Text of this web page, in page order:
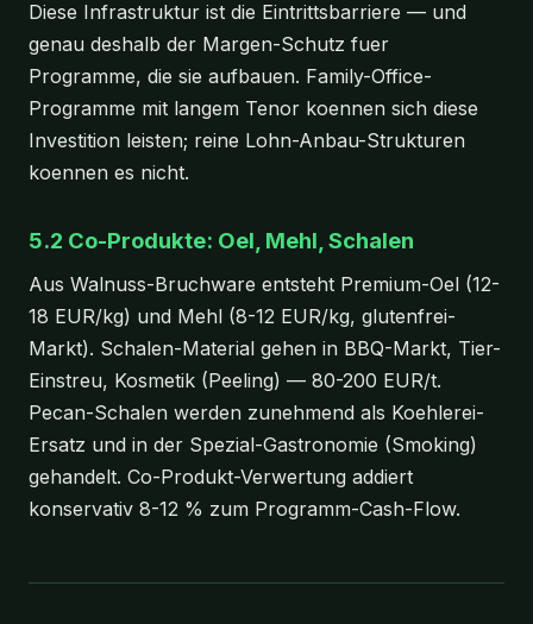
Diese Infrastruktur ist die Eintrittsbarriere — und
genau deshalb der Margen-Schutz fuer
Programme, die sie aufbauen. Family-Office-
Programme mit langem Tenor koennen sich diese
Investition leisten; reine Lohn-Anbau-Strukturen
koennen es nicht.
5.2 Co-Produkte: Oel, Mehl, Schalen
Aus Walnuss-Bruchware entsteht Premium-Oel (12-
18 EUR/kg) und Mehl (8-12 EUR/kg, glutenfrei-
Markt). Schalen-Material gehen in BBQ-Markt, Tier-
Einstreu, Kosmetik (Peeling) — 80-200 EUR/t.
Pecan-Schalen werden zunehmend als Koehlerei-
Ersatz und in der Spezial-Gastronomie (Smoking)
gehandelt. Co-Produkt-Verwertung addiert
konservativ 8-12 % zum Programm-Cash-Flow.